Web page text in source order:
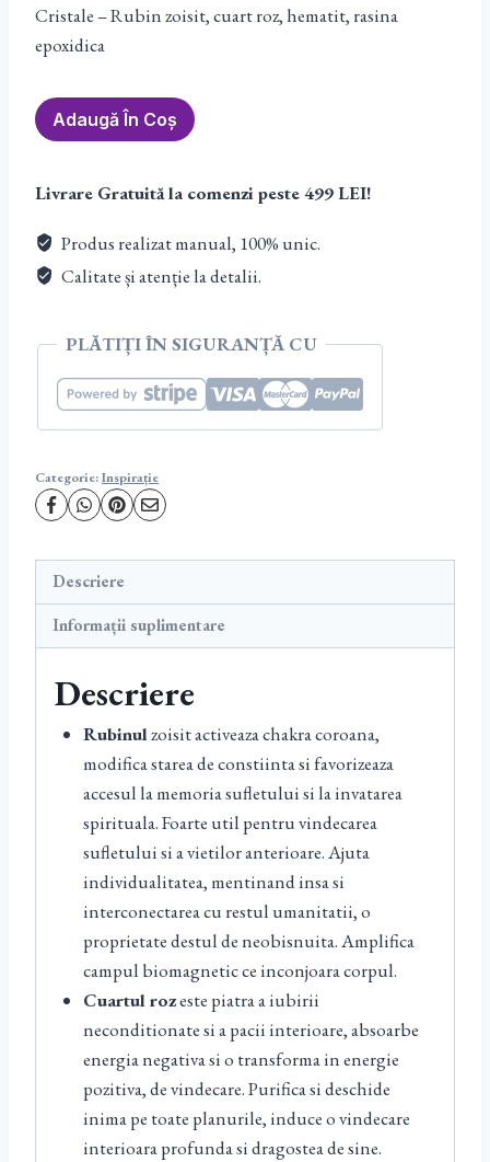
Cristale – Rubin zoisit, cuart roz, hematit, rasina
epoxidica
Cantitate
Orgon
pahar
Rubin
zoisit
&
roz
Adaugă În Coș
Livrare Gratuită la comenzi peste 499 LEI!
Produs realizat manual, 100% unic.
Calitate și atenție la detalii.
PLĂTIȚI ÎN SIGURANȚĂ CU
Categorie:Inspirație
Descriere
Informații suplimentare
Descriere
Rubinulzoisit activeaza chakra coroana,
modifica starea de constiinta si favorizeaza
accesul la memoria sufletului si la invatarea
spirituala. Foarte util pentru vindecarea
sufletului si a vietilor anterioare. Ajuta
individualitatea, mentinand insa si
interconectarea cu restul umanitatii, o
proprietate destul de neobisnuita. Amplifica
campul biomagnetic ce inconjoara corpul.
Cuartul rozeste piatra a iubirii
neconditionate si a pacii interioare, absoarbe
energia negativa si o transforma in energie
pozitiva, de vindecare. Purifica si deschide
inima pe toate planurile, induce o vindecare
interioara profunda si dragostea de sine.